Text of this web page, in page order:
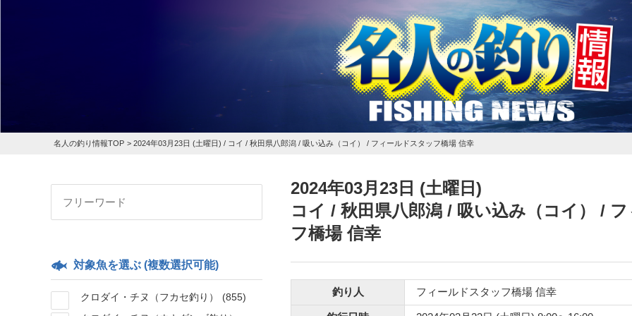
名人の釣り情報TOP > 2024年03月23日 (土曜日) / コイ / 秋田県八郎潟 / 吸い込み（コイ） / フィールドスタッフ橋場 信幸
対象魚を選ぶ (複数選択可能)
クロダイ・チヌ（フカセ釣り）
(855)
2024年03月23日 (土曜日)
コイ / 秋田県八郎潟 / 吸い込み（コイ） /
フ橋場 信幸
釣り人 フィールドスタッフ橋場 信幸